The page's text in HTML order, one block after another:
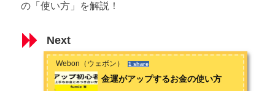
の「使い方」を解説！
Next
Webon（ウェボン） 1 share
金運がアップするお金の使い方